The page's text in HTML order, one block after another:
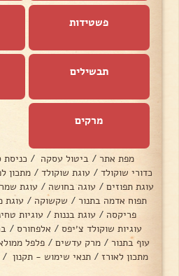
פשטידות
תבשילים
מרקים
מפת אתר / ביטול עסקה / כניסת
כדורי שוקולד / עוגת שוקולד / מתכון
עוגת תפוזים / עוגה בחושה / עוגת
תפוח אדמה בתנור / שקשוקה / עוגת
פריקסה / עוגת בננות / עוגיות
עוגיות שוקולד צ׳יפס / אלפחורס /
עוף בתנור / מרק עדשים / פלפל
מתכון לאורז / תנאי שימוש - תקנון /